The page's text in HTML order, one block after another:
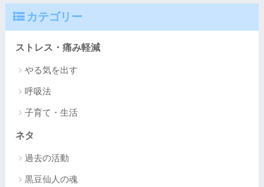
カテゴリー
ストレス・痛み軽減
やる気を出す
呼吸法
子育て・生活
ネタ
過去の活動
黒豆仙人の魂